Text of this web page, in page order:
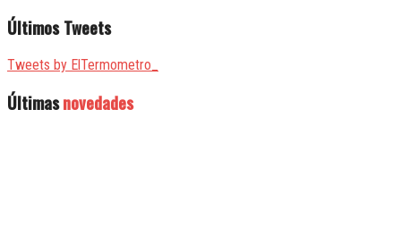
Últimos Tweets
Tweets by ElTermometro_
Últimasnovedades